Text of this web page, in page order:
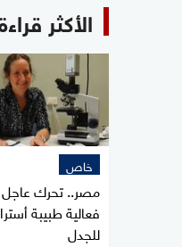
الأكثر
خاص
مصر.. تحرك
فعالية طبيبة
للجدل